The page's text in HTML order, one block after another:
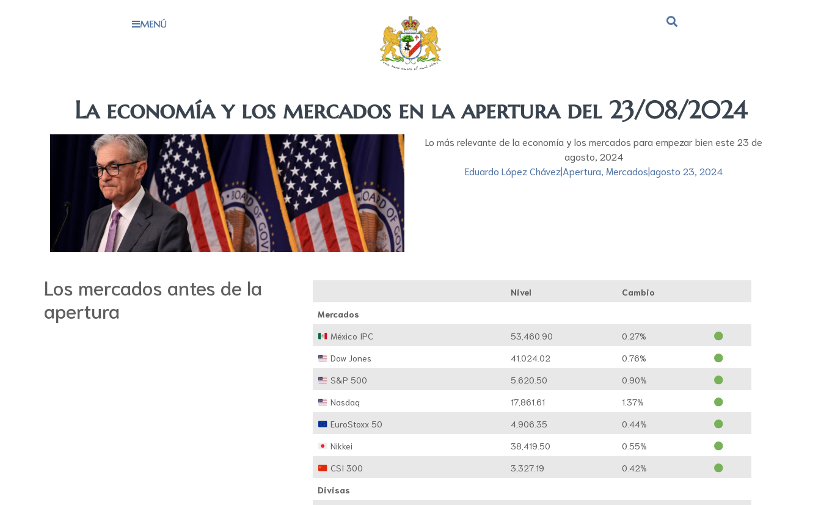
MENÚ
La economía y los mercados en la apertura del 23/08/2024
Lo más relevante de la economía y los mercados para empezar bien este 23 de
agosto, 2024
Eduardo López Chávez|Apertura Mercados|agosto 23, 2024
Los mercados antes de la
apertura
Nivel
Cambio
Mercados
México IPC
53,460.90
0.27%
Dow Jones
41,024.02
0.76%
S&P 500
5,620.50
0.90%
Nasdaq
17,861.61
1.37%
EuroStoxx 50
4,906.35
0.44%
Nikkei
38,419.50
0.55%
CSI 300
3,327.19
0.42%
Divisas